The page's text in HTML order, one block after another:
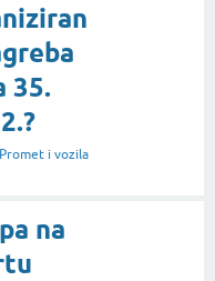
35.
Promet i vozila
na